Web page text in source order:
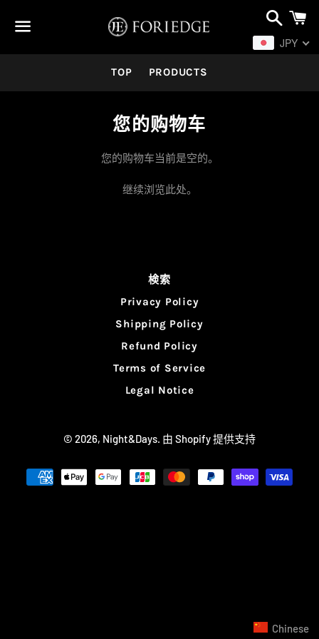
菜
搜
JPY
TOP PRODUCTS
您的购物车
您的购物车当前是空的。
继续浏览此处。
検索
Privacy Policy
Shipping Policy
Refund Policy
Terms of Service
Legal Notice
© 2026, Night&Days. 由 Shopify 提供支持
支
付
Chinese